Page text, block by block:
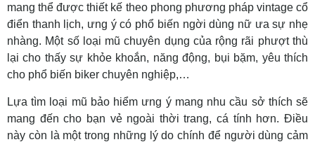
mang thể đượcthiết kế theo phong phương phápvintage cổ
điển thanh lịch, ưng ý có phổ biến ngờidùng nữ ưa sự nhẹ
nhàng. Một số loại mũ chuyên dụng của rộng rãi phượt thù
lại cho thấy sự khỏe khoắn, năng động, bụi bặm, yêu thích
cho phổ biến biker chuyên nghiệp,…
Lựatìm loại mũ bảo hiểm ưng ý mang nhu cầu sở thích sẽ
mang đến cho bạn vẻ ngoài thời trang, cá tính hơn. Điều
này còn là một trong những lý do chính để người dùng cảm